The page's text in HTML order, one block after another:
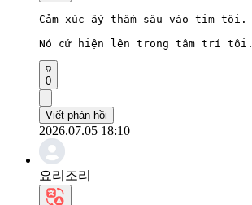
Cảm xúc ấy thấm sâu vào tim tôi.
Nó cứ hiện lên trong tâm trí tôi.
0
Viết phản hồi
2026.07.05 18:10
요리조리